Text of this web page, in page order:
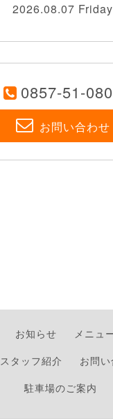
2026.08.07 Friday
0857-51-
お問い合わせ
お知らせ メニュ
スタッフ紹介 お問
駐車場のご案内